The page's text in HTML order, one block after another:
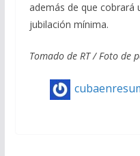
además de que cobrará
jubilación mínima.
Tomado de RT / Foto de